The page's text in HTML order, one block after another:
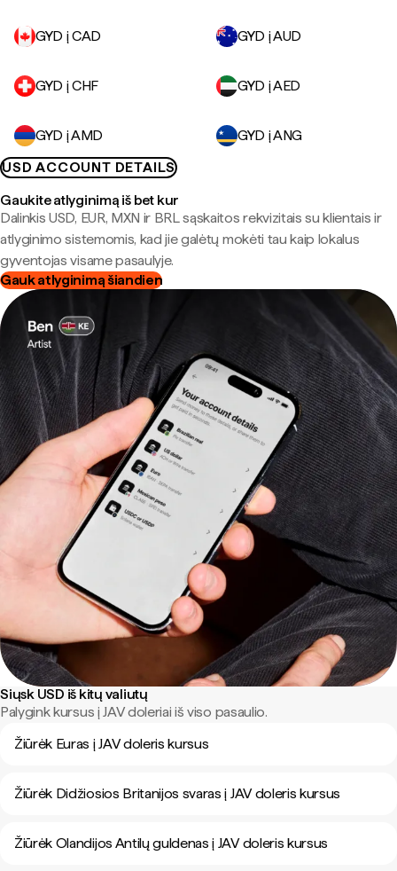
GYD į CAD GYD į AUD
GYD į CHF GYD į AED
GYD į AMD
GYD į ANG
USD ACCOUNT DETAILS
Gaukite atlyginimą iš bet kur
Dalinkis USD, EUR, MXN ir BRL sąskaitos rekvizitais su klientais ir
atlyginimo sistemomis, kad jie galėtų mokėti tau kaip lokalus
gyventojas visame pasaulyje.
Gauk atlyginimą šiandien
Siųsk USD iš kitų valiutų
Palygink kursus į JAV doleriai iš viso pasaulio.
Žiūrėk Euras į JAV doleris kursus
Žiūrėk Didžiosios Britanijos svaras į JAV doleris kursus
Žiūrėk Olandijos Antilų guldenas į JAV doleris kursus